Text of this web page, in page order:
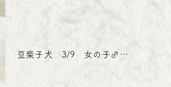
豆柴子犬 3/9 女の子♂売約済